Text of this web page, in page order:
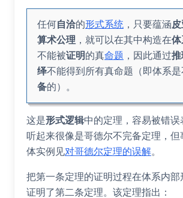
任何自洽的形式系统 ，只要蕴涵
算术公理 ，就可以在其中构造在体
不能被证明的真命题 ，因此通过推
绎不能得到所有真命题（即体系是
备的）。
这是形式逻辑中的定理，容易被错
听起来很像是哥德尔不完备定理，
体实例见对哥德尔定理的误解。
把第一条定理的证明过程在体系内
证明了第二条定理。该定理指出：